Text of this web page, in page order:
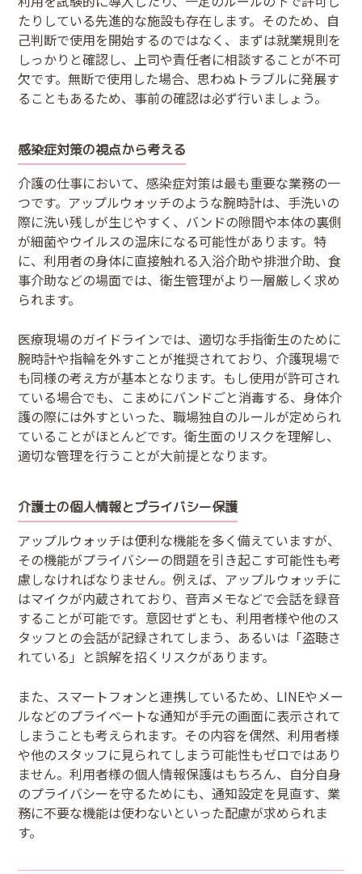
たりしている先進的な施設も存在します。そのため、自
己判断で使用を開始するのではなく、まずは就業規則を
しっかりと確認し、上司や責任者に相談することが不可
欠です。無断で使用した場合、思わぬトラブルに発展す
ることもあるため、事前の確認は必ず行いましょう。
感染症対策の視点から考える
介護の仕事において、感染症対策は最も重要な業務の一
つです。アップルウォッチのような腕時計は、手洗いの
際に洗い残しが生じやすく、バンドの隙間や本体の裏側
が細菌やウイルスの温床になる可能性があります。特
に、利用者の身体に直接触れる入浴介助や排泄介助、食
事介助などの場面では、衛生管理がより一層厳しく求め
られます。
医療現場のガイドラインでは、適切な手指衛生のために
腕時計や指輪を外すことが推奨されており、介護現場で
も同様の考え方が基本となります。もし使用が許可され
ている場合でも、こまめにバンドごと消毒する、身体介
護の際には外すといった、職場独自のルールが定められ
ていることがほとんどです。衛生面のリスクを理解し、
適切な管理を行うことが大前提となります。
介護士の個人情報とプライバシー保護
アップルウォッチは便利な機能を多く備えていますが、
その機能がプライバシーの問題を引き起こす可能性も考
慮しなければなりません。例えば、アップルウォッチに
はマイクが内蔵されており、音声メモなどで会話を録音
することが可能です。意図せずとも、利用者様や他のス
タッフとの会話が記録されてしまう、あるいは「盗聴さ
れている」と誤解を招くリスクがあります。
また、スマートフォンと連携しているため、LINEやメー
ルなどのプライベートな通知が手元の画面に表示されて
しまうことも考えられます。その内容を偶然、利用者様
や他のスタッフに見られてしまう可能性もゼロではあり
ません。利用者様の個人情報保護はもちろん、自分自身
のプライバシーを守るためにも、通知設定を見直す、業
務に不要な機能は使わないといった配慮が求められま
す。